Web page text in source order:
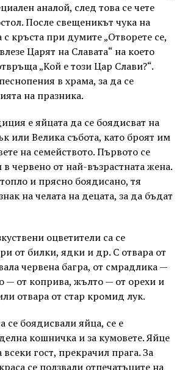
аналой, след това се чете
После свещеникът чука на
кръста при думите „Отворете се,
Царят на Славата“ на което
„Кой е този Цар Слави?“.
в храма, за да се
на празника.
е яйцата да се боядисват на
или Велика събота, като броят им
на семейството. Първото се
в червено от най-възрастната жена.
и прясно боядисано, тя
на челата на децата, за да бъдат
оцветители са се
от билки, ядки и др. С отвара от
червена багра, от смрадлика —
— от коприва, жълто — от орехи и
отвара от стар кромид лук.
се боядисвали яйца, се е
кошничка и за кумовете. Яйце
гост, прекрачил прага. За
се ползвали отпечатъците на